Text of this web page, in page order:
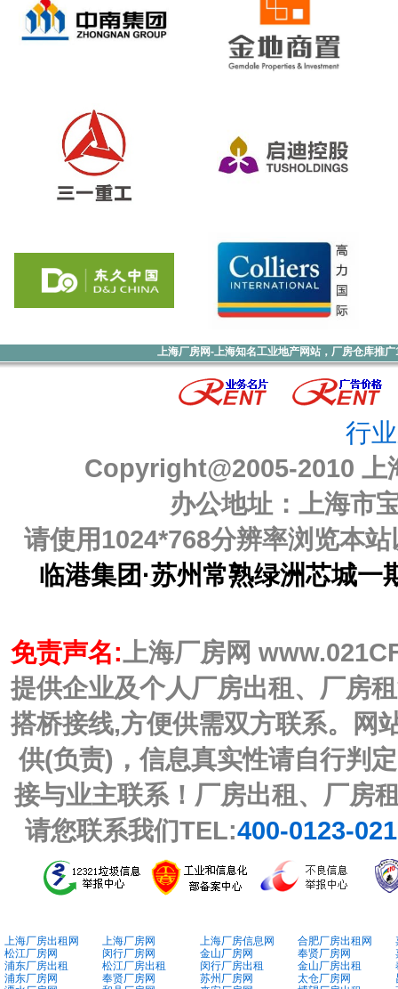
上海厂房网-上海知名工业地产网站，厂房仓库推
行
Copyright@2005-2010 上
办公地址：上海市
请使用1024*768分辨率浏览本
临港集团·苏州常熟绿洲芯城
免责声名:上海厂房网
提供企业及个人厂房出租、厂房
搭桥接线,方便供需双方联系。网
供(负责)，信息真实性请自行判
接与业主联系！厂房出租、厂房
请您联系我们TEL:400-0123-
上海厂房出租网 上海厂房网 上海厂房信息网 合肥厂房出租网
松江厂房网
闵行厂房网 金山厂房网 奉贤厂房网
浦东厂房出租
松江厂房出租 闵行厂房出租 金山厂房出租
浦东厂房网
奉贤厂房网 苏州厂房网 太仓厂房网